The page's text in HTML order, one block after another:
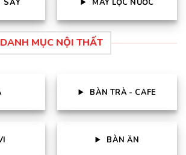
SẤY MÁY LỌC NƯỚC
DANH MỤC NỘI THẤT
BÀN TRÀ - CAFE
BÀN ĂN